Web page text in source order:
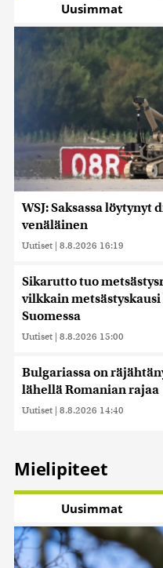
Uusimmat
WSJ: Saksassa
venäläinen
Uutiset | 8.8.2026 16:19
Sikarutto tuo
vilkkain
Suomessa
Uutiset | 8.8.2026 15:00
Bulgariassa on
lähellä Romanian rajaa
Uutiset | 8.8.2026 14:40
Mielipiteet
Uusimmat